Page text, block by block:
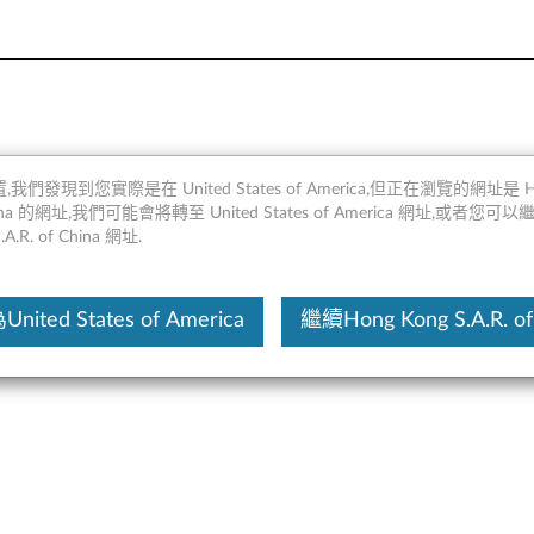
動器轉換套件
,我們發現到您實際是在 United States of America,但正在瀏覽的網址是
的網址,我們可能會將轉至 United States of America 網址,或者您可以
of China 網址.
United States of America 繼續Hong Kong S.A.R.